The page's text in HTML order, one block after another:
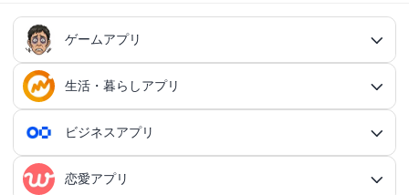
ゲームアプリ
ゲームアプリ総合
RPGアプリ
RPGアプリ総合
アクションゲームアプリ
生活・暮らしアプリ
生活・暮らしアプリ総合
ファイナンスアプリ
ビジネスアプリ
ビジネスアプリ総合
恋愛アプリ